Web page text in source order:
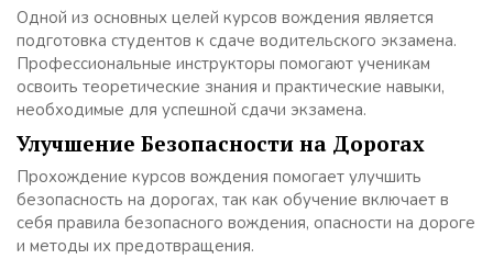
Одной из основных целей курсов вождения является
подготовка студентов к сдаче водительского экзамена.
Профессиональные инструкторы помогают ученикам
освоить теоретические знания и практические навыки,
необходимые для успешной сдачи экзамена.
Улучшение Безопасности на Дорогах
Прохождение курсов вождения помогает улучшить
безопасность на дорогах, так как обучение включает в
себя правила безопасного вождения, опасности на дороге
и методы их предотвращения.